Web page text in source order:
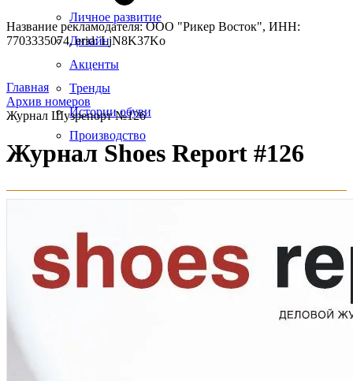
Личное развитие
Дизайн
Акценты
Тренды
Истории обуви
Производство
Название рекламодателя: ООО "Рикер Восток", ИНН:
7703335074, erid: LjN8K37Ko
Главная
Архив номеров
Журнал Шузрепорт №126
Журнал Shoes Report #126